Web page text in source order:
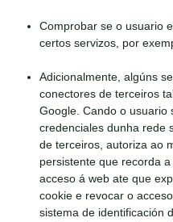
Comprobar se o usuario
certos servizos, por
Adicionalmente, algúns
conectores de terceiros
Google. Cando o usuario
credenciales dunha rede
de terceiros, autoriza ao
persistente que recorda
acceso á web ate que
cookie e revocar o
sistema de identificación